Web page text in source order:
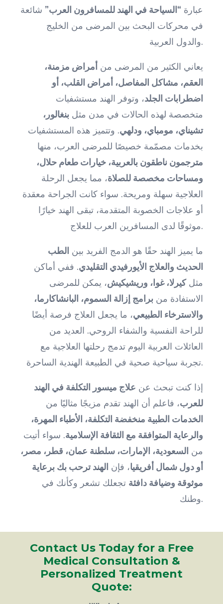
عبارة “السياحة في الهند للمسافرون العرب” شائعة
في محركات البحث بين المرضى من الخليج
والدول العربية.
يعاني الكثير من المرضى من أمراض مزمنة،
العقم، مشاكل المفاصل، أمراض القلب، أو
اضطرابات الجلد، وتوفر الهند مستشفيات
متخصصة لهذه الحالات في مدن مثل بنغالور،
تشيناي، مومباي، ودلهي. وتتميز هذه المستشفيات
بخدمات مصمّمة خصيصًا للمرضى العرب، منها
مترجمون ناطقون بالعربية، خيارات طعام حلال،
ومساحات مخصصة للصلاة، مما يجعل الرحلة
العلاجية سهلة ومريحة. سواء كانت الجراحة معقدة
أو علاجات الخصوبة المتقدمة، تبقى الهند خيارًا
موثوقًا لدى المسافرين العرب للعلاج.
ما يميز الهند حقًا هو الدمج الفريد بين الطب
الحديث والعلاج الأيورفيدي التقليدي. ففي أماكن
مثلكيرلا، غوا، وريشيكيش، يمكن للمرضى
الاستفادة من برامج إزالة السموم، البانشاكارما،
والاسترخاء الطبيعي، ما يجعل العلاج فرصة أيضًا
للراحة النفسية والشفاء الروحي. العديد من
العائلات العربية اليوم تدمج رحلتها العلاجية مع
تجربة سياحية صحية في الطبيعة الهندية الساحرة.
إذا كنت تبحث عن علاج ميسور التكلفة في الهند
للعرب، فاعلم أن الهند تقدم مزيجًا مثاليًا من
الخدمات الطبية منخفضة التكلفة، الأطباء المهرة،
والرعاية المتوافقة مع الثقافة الإسلامية. سواء أتيت
من السعودية، الإمارات، سلطنة عمان، قطر، مصر،
أو دول شمال أفريقيا، فإن الهند ترحب بك برعاية
موثوقة وضيافة دافئة تجعلك تشعر وكأنك في
وطنك.
Contact Us Today for a Free
Medical Consultation &
Personalized Treatment
Quote: